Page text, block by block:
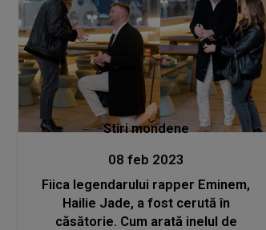
Stiri mondene
08 feb 2023
Fiica legendarului rapper Eminem,
Hailie Jade, a fost cerută în
căsătorie. Cum arată inelul de